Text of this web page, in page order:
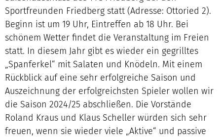
Sportfreunden Friedberg statt (Adresse: Ottoried 2).
Beginn ist um 19 Uhr, Eintreffen ab 18 Uhr. Bei
schönem Wetter findet die Veranstaltung im Freien
statt. In diesem Jahr gibt es wieder ein gegrilltes
„Spanferkel“ mit Salaten und Knödeln. Mit einem
Rückblick auf eine sehr erfolgreiche Saison und
Auszeichnung der erfolgreichsten Spieler wollen wir
die Saison 2024/25 abschließen. Die Vorstände
Roland Kraus und Klaus Scheller würden sich sehr
freuen, wenn sie wieder viele „Aktive“ und passive